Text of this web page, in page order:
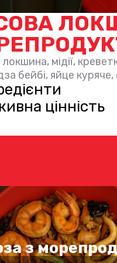
мідії,
бейбі, яйце
цінність
з